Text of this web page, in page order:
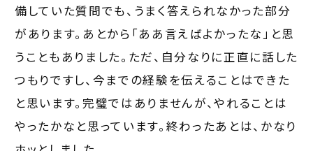
備していた質問でも、うまく答えられなかった部分
があります。あとから「ああ言えばよかったな」と思
うこともありました。ただ、自分なりに正直に話した
つもりですし、今までの経験を伝えることはできた
と思います。完璧ではありませんが、やれることは
やったかなと思っています。終わったあとは、かなり